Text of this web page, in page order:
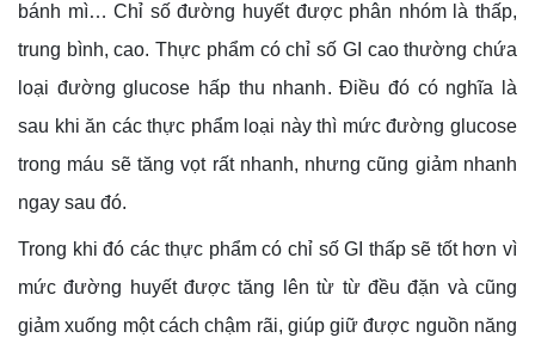
bánh mì… Chỉ số đường huyết được phân nhóm là thấp,
trung bình, cao. Thực phẩm có chỉ số GI cao thường chứa
loại đường glucose hấp thu nhanh. Điều đó có nghĩa là
sau khi ăn các thực phẩm loại này thì mức đường glucose
trong máu sẽ tăng vọt rất nhanh, nhưng cũng giảm nhanh
ngay sau đó.
Trong khi đó các thực phẩm có chỉ số GI thấp sẽ tốt hơn vì
mức đường huyết được tăng lên từ từ đều đặn và cũng
giảm xuống một cách chậm rãi, giúp giữ được nguồn năng